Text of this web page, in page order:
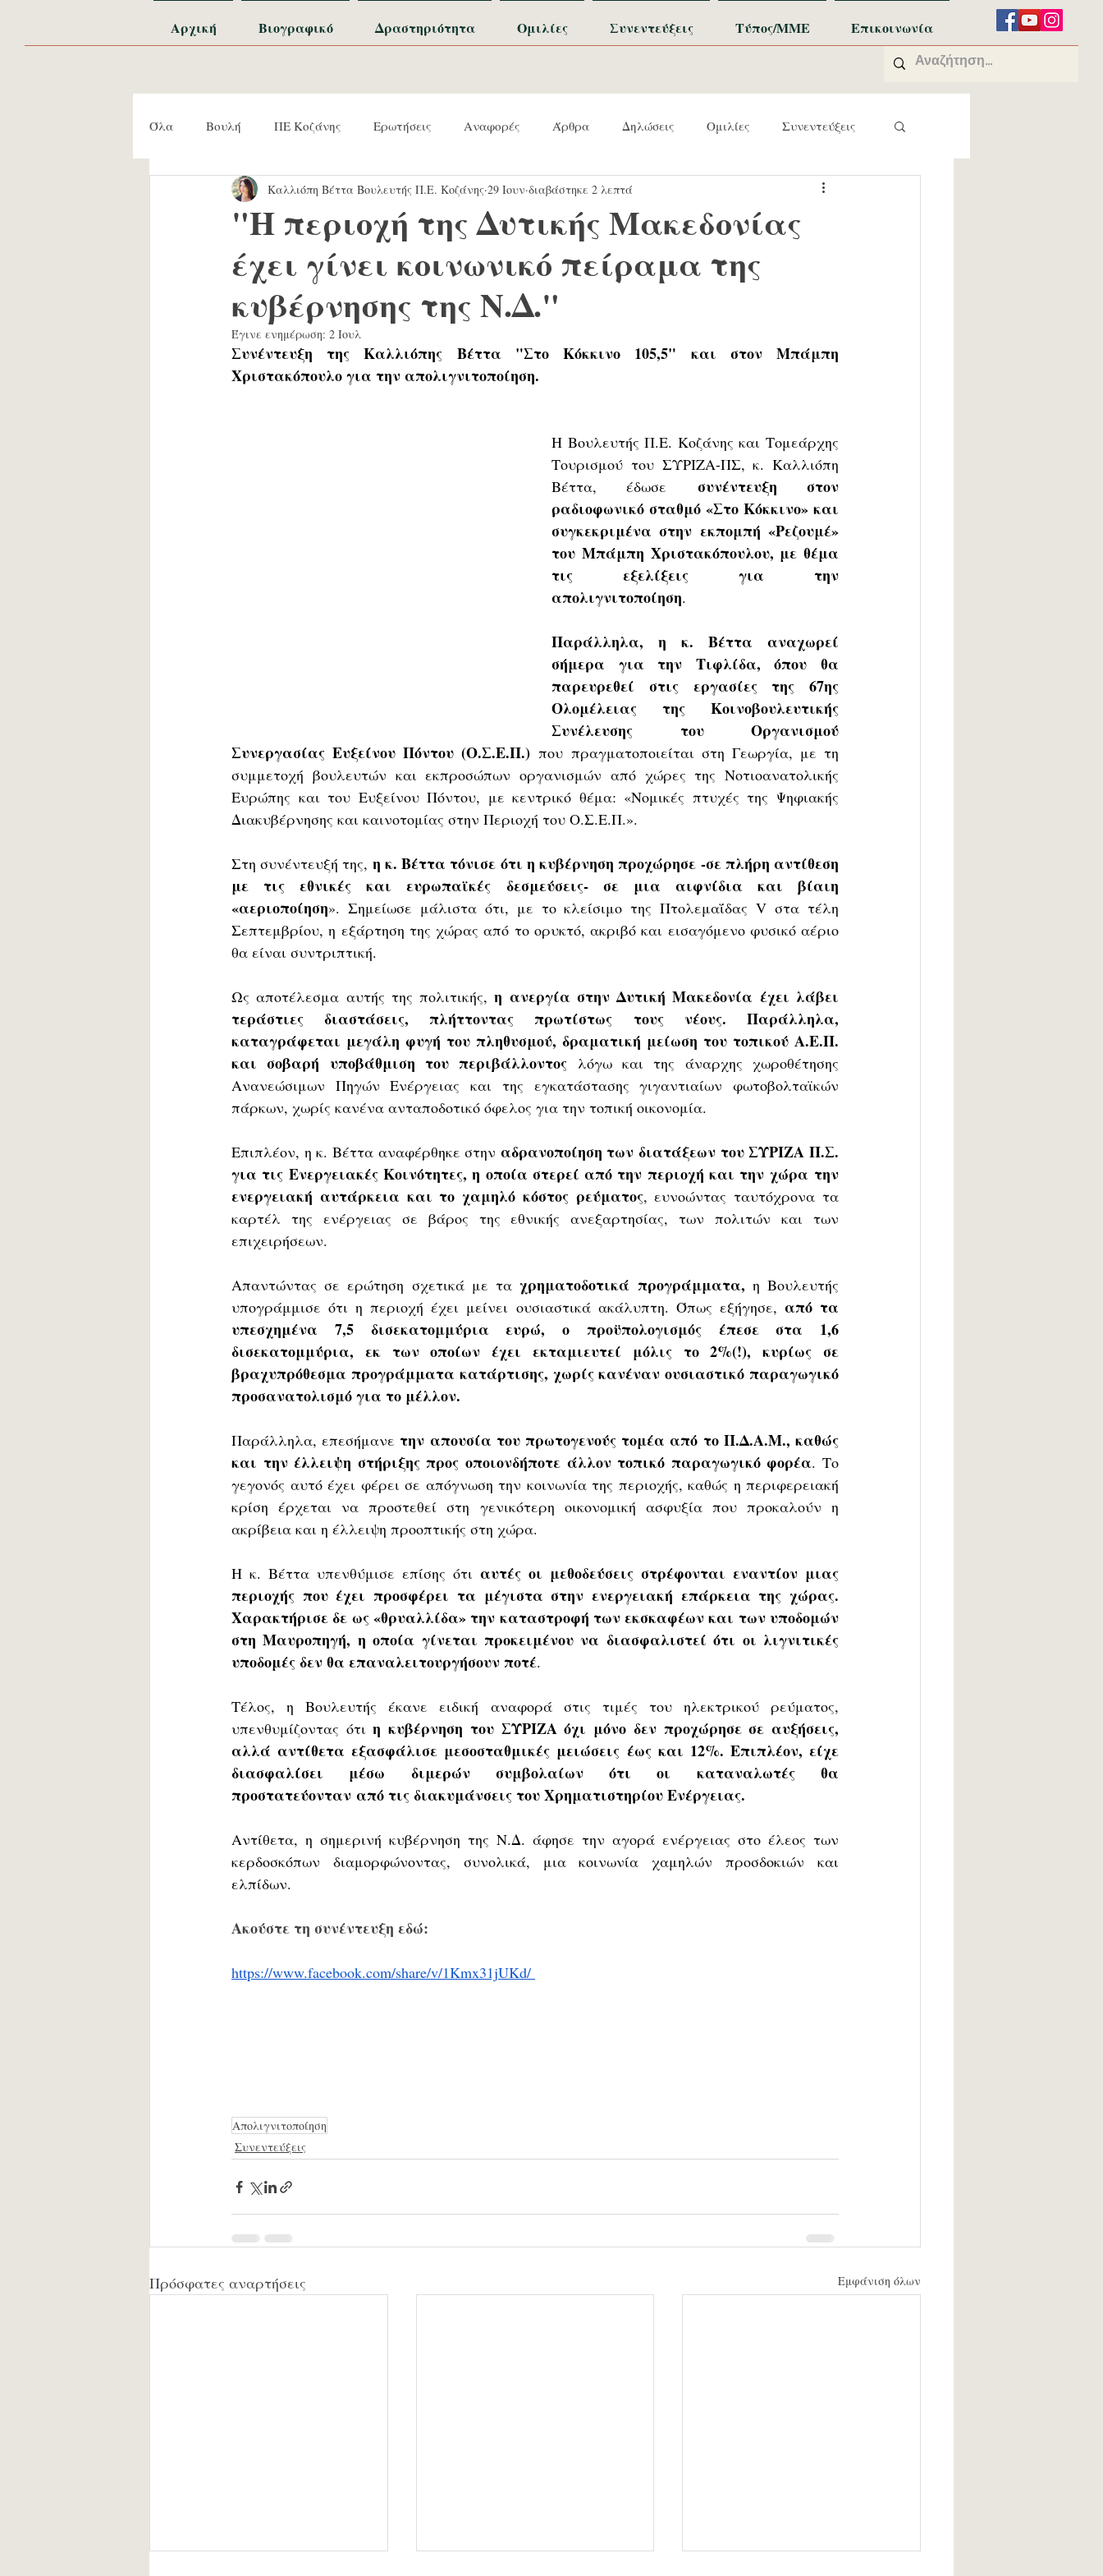
Αρχική Βιογραφικό Δραστηριότητα Ομιλίες Συνεντεύξεις Τύπος/ΜΜΕ Επικοινωνία
Όλα Βουλή ΠΕ Κοζάνης Ερωτήσεις Αναφορές Άρθρα Δηλώσεις Ομιλίες Συνεντεύξεις
Εκδηλώσεις Συναντήσεις
"Η περιοχή της Δυτικής Μακεδονίας
έχει γίνει κοινωνικό πείραμα της
κυβέρνησης της Ν.Δ."
Καλλιόπη Βέττα Βουλευτής Π.Ε. Κοζάνης 29 Ιουν διαβάστηκε 2 λεπτά
Έγινε ενημέρωση: 2 Ιουλ
Συνέντευξη της Καλλιόπης Βέττα "Στο Κόκκινο 105,5" και στον Μπάμπη
Χριστακόπουλο για την απολιγνιτοποίηση.
Η Βουλευτής Π.Ε. Κοζάνης και Τομεάρχης
Τουρισμού του ΣΥΡΙΖΑ-ΠΣ, κ. Καλλιόπη
Βέττα, έδωσε συνέντευξη στον
ραδιοφωνικό σταθμό «Στο Κόκκινο» και
συγκεκριμένα στην εκπομπή «Ρεζουμέ»
του Μπάμπη Χριστακόπουλου, με θέμα
τις εξελίξεις για την
απολιγνιτοποίηση.
Παράλληλα, η κ. Βέττα αναχωρεί
σήμερα για την Τιφλίδα, όπου θα
παρευρεθεί στις εργασίες της 67ης
Ολομέλειας της Κοινοβουλευτικής
Συνέλευσης του Οργανισμού
Συνεργασίας Ευξείνου Πόντου (Ο.Σ.Ε.Π.) που πραγματοποιείται στη Γεωργία, με τη
συμμετοχή βουλευτών και εκπροσώπων οργανισμών από χώρες της Νοτιοανατολικής
Ευρώπης και του Ευξείνου Πόντου, με κεντρικό θέμα: «Νομικές πτυχές της Ψηφιακής
Διακυβέρνησης και καινοτομίας στην Περιοχή του Ο.Σ.Ε.Π.».
Στη συνέντευξή της, η κ. Βέττα τόνισε ότι η κυβέρνηση προχώρησε -σε πλήρη αντίθεση
με τις εθνικές και ευρωπαϊκές δεσμεύσεις- σε μια αιφνίδια και βίαιη
«αεριοποίηση». Σημείωσε μάλιστα ότι, με το κλείσιμο της Πτολεμαΐδας V στα τέλη
Σεπτεμβρίου, η εξάρτηση της χώρας από το ορυκτό, ακριβό και εισαγόμενο φυσικό αέριο
θα είναι συντριπτική.
Ως αποτέλεσμα αυτής της πολιτικής, η ανεργία στην Δυτική Μακεδονία έχει λάβει
τεράστιες διαστάσεις, πλήττοντας πρωτίστως τους νέους. Παράλληλα,
καταγράφεται μεγάλη φυγή του πληθυσμού, δραματική μείωση του τοπικού Α.Ε.Π.
και σοβαρή υποβάθμιση του περιβάλλοντος λόγω και της άναρχης χωροθέτησης
Ανανεώσιμων Πηγών Ενέργειας και της εγκατάστασης γιγαντιαίων φωτοβολταϊκών
πάρκων, χωρίς κανένα ανταποδοτικό όφελος για την τοπική οικονομία.
Επιπλέον, η κ. Βέττα αναφέρθηκε στην αδρανοποίηση των διατάξεων του ΣΥΡΙΖΑ Π.Σ.
για τις Ενεργειακές Κοινότητες, η οποία στερεί από την περιοχή και την χώρα την
ενεργειακή αυτάρκεια και το χαμηλό κόστος ρεύματος, ευνοώντας ταυτόχρονα τα
καρτέλ της ενέργειας σε βάρος της εθνικής ανεξαρτησίας, των πολιτών και των
επιχειρήσεων.
Απαντώντας σε ερώτηση σχετικά με τα χρηματοδοτικά προγράμματα, η Βουλευτής
υπογράμμισε ότι η περιοχή έχει μείνει ουσιαστικά ακάλυπτη. Όπως εξήγησε, από τα
υπεσχημένα 7,5 δισεκατομμύρια ευρώ, ο προϋπολογισμός έπεσε στα 1,6
δισεκατομμύρια, εκ των οποίων έχει εκταμιευτεί μόλις το 2%(!), κυρίως σε
βραχυπρόθεσμα προγράμματα κατάρτισης, χωρίς κανέναν ουσιαστικό παραγωγικό
προσανατολισμό για το μέλλον.
Παράλληλα, επεσήμανε την απουσία του πρωτογενούς τομέα από το Π.Δ.Α.Μ., καθώς
και την έλλειψη στήριξης προς οποιονδήποτε άλλον τοπικό παραγωγικό φορέα. Το
γεγονός αυτό έχει φέρει σε απόγνωση την κοινωνία της περιοχής, καθώς η περιφερειακή
κρίση έρχεται να προστεθεί στη γενικότερη οικονομική ασφυξία που προκαλούν η
ακρίβεια και η έλλειψη προοπτικής στη χώρα.
Η κ. Βέττα υπενθύμισε επίσης ότι αυτές οι μεθοδεύσεις στρέφονται εναντίον μιας
περιοχής που έχει προσφέρει τα μέγιστα στην ενεργειακή επάρκεια της χώρας.
Χαρακτήρισε δε ως «θρυαλλίδα» την καταστροφή των εκσκαφέων και των υποδομών
στη Μαυροπηγή, η οποία γίνεται προκειμένου να διασφαλιστεί ότι οι λιγνιτικές
υποδομές δεν θα επαναλειτουργήσουν ποτέ.
Τέλος, η Βουλευτής έκανε ειδική αναφορά στις τιμές του ηλεκτρικού ρεύματος,
υπενθυμίζοντας ότι η κυβέρνηση του ΣΥΡΙΖΑ όχι μόνο δεν προχώρησε σε αυξήσεις,
αλλά αντίθετα εξασφάλισε μεσοσταθμικές μειώσεις έως και 12%. Επιπλέον, είχε
διασφαλίσει μέσω διμερών συμβολαίων ότι οι καταναλωτές θα
προστατεύονταν από τις διακυμάνσεις του Χρηματιστηρίου Ενέργειας.
Αντίθετα, η σημερινή κυβέρνηση της Ν.Δ. άφησε την αγορά ενέργειας στο έλεος των
κερδοσκόπων διαμορφώνοντας, συνολικά, μια κοινωνία χαμηλών προσδοκιών και
ελπίδων.
Ακούστε τη συνέντευξη εδώ:
https://www.facebook.com/share/v/1Kmx31jUKd/
Απολιγνιτοποίηση
Συνεντεύξεις
Πρόσφατες αναρτήσεις Εμφάνιση όλων